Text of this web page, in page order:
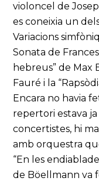
violoncel de
es coneixia un
Variacions
Sonata de
hebreus” de Max
Fauré i la
Encara no havia
repertori estava
concertistes, hi
amb orquestra
“En les
de Böellmann va